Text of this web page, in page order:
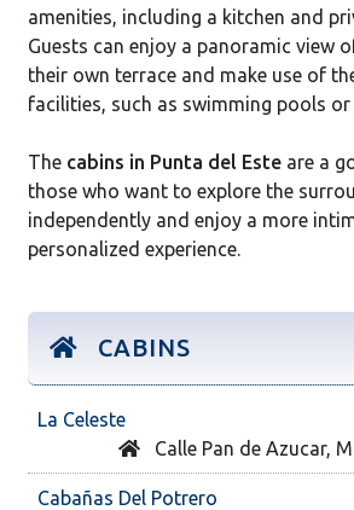
amenities, including a kitchen and
Guests can enjoy a panoramic view
their own terrace and make use of
facilities, such as swimming pools or
The cabins in Punta del Este are a
those who want to explore the
independently and enjoy a more
personalized experience.
CABINS
La Celeste
Calle Pan de Azucar,
Cabañas Del Potrero